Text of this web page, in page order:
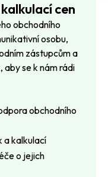
cen
obchodního
osobu,
zástupcům a
se k nám rádi
obchodního
a kalkulací
o jejich